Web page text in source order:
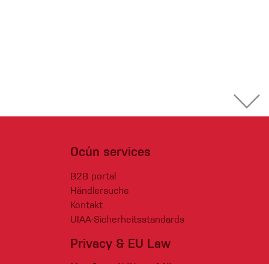
Ocún services
B2B portal
Händlersuche
Kontakt
UIAA-Sicherheitsstandards
Privacy & EU Law